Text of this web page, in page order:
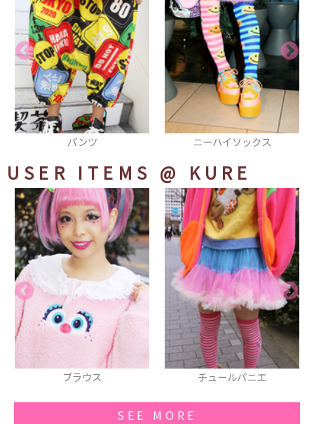
ニーハイソックス スカート
USER ITEMS @ KURE
チュールパニエ ブレスレット
SEE MORE